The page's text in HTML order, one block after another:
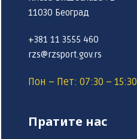
11030 Београд
+381 11 3555 460
rzs@rzsport.gov.rs
Пон – Пет: 07:30 – 15:30
Пратите нас